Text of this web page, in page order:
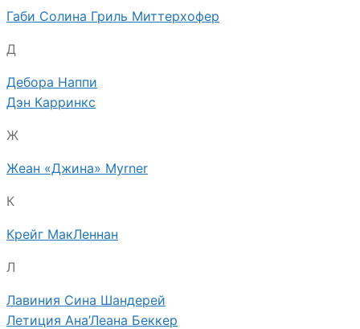
Габи Солина Гриль Миттерхофер
Д
Дебора Наппи
Дэн Карринкс
Ж
Жеан «Джина» Myrner
К
Крейг МакЛеннан
Л
Лавиния Сина Шандерей
Летиция Ана’Леана Беккер